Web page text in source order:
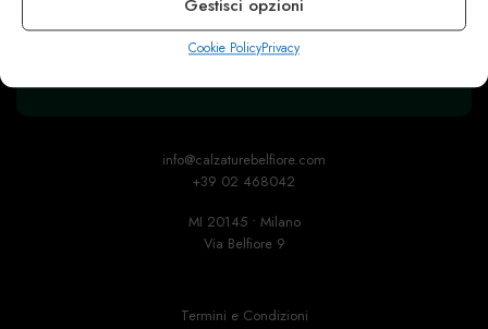
Gestisci opzioni
Cookie PolicyPrivacy
Servizio Clienti
info@calzaturebelfiore.com
+39 02 468042
MI 20145 • Milano
Via Belfiore 9
Termini e Condizioni